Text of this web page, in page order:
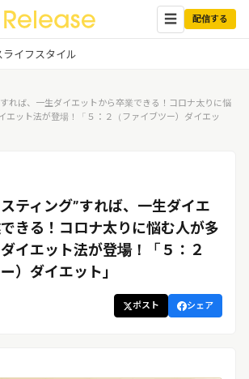
☰ 配信する
ライフスタイル
✕
ログイン
信ユーザー
ログインする
信（メディア登
れば、一生ダイエットから卒業できる！コロナ太りに悩
エット法が登場！「５：２（ファイブツー）ダイエッ
ティング”すれば、一生ダイエ
きる！コロナ太りに悩む人が多
イエット法が登場！「５：２
）ダイエット」
ポスト シェア